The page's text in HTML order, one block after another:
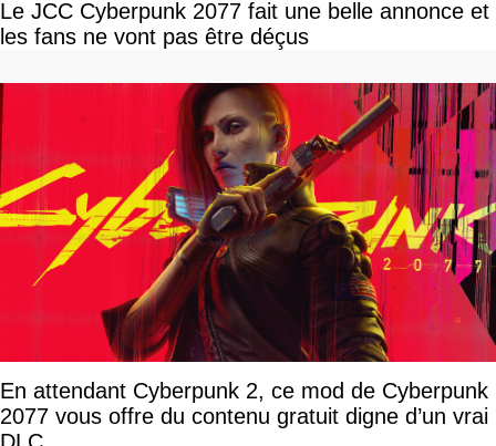
Le JCC Cyberpunk 2077 fait une belle annonce et
les fans ne vont pas être déçus
En attendant Cyberpunk 2, ce mod de Cyberpunk
2077 vous offre du contenu gratuit digne d’un vrai